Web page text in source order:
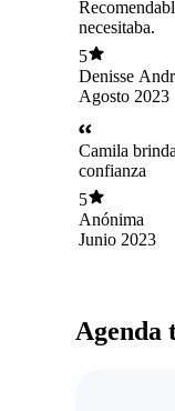
necesitaba.
5
Denisse
Castro García
Agosto 2023
Camila
confianza
5
Anónima
Junio 2023
Agenda